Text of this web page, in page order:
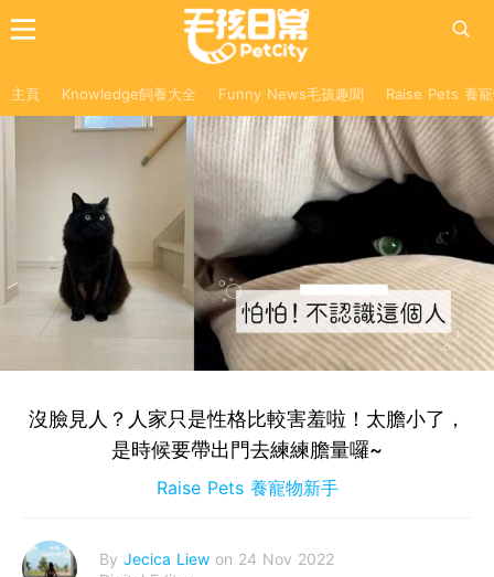
主頁 Knowledge飼養大全 Funny News毛孩趣聞 Raise Pets 養
沒臉見人？人家只是性格比較害羞啦！太膽小了，
是時候要帶出門去練練膽量囉~
Raise Pets 養寵物新手
By Jecica Liew on 24 Nov 2022